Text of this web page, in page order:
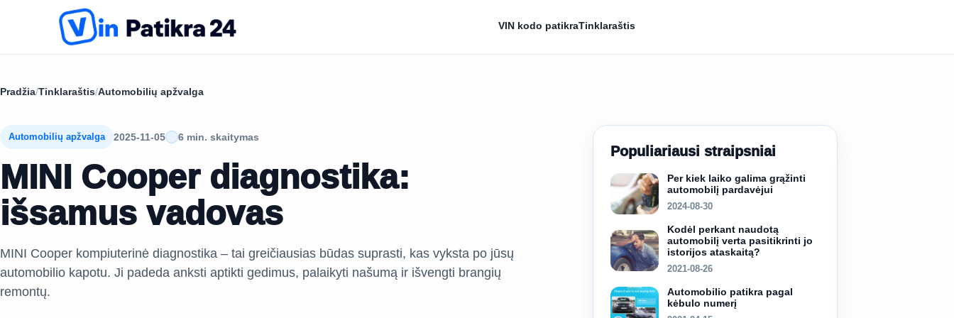
VIN kodo patikraTinklaraštis
Pradžia/Tinklaraštis/Automobilių apžvalga
Automobilių apžvalga 2025-11-05 6 min. skaitymas
MINI Cooper diagnostika:
išsamus vadovas
MINI Cooper kompiuterinė diagnostika – tai greičiausias būdas suprasti, kas vyksta po jūsų
automobilio kapotu. Ji padeda anksti aptikti gedimus, palaikyti našumą ir išvengti brangių
remontų.
Populiariausi straipsniai
Per kiek laiko galima grąžinti
automobilį pardavėjui
2024-08-30
Kodėl perkant naudotą
automobilį verta pasitikrinti jo
istorijos ataskaitą?
2021-08-26
Automobilio patikra pagal
kėbulo numerį